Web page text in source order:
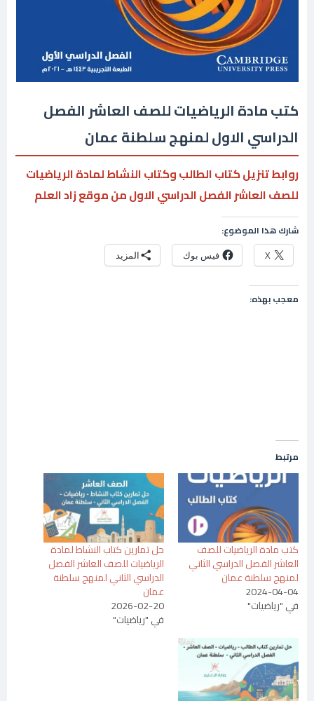
كتب مادة الرياضيات للصف العاشر الفصل
الدراسي الاول لمنهج سلطنة عمان
روابط تنزيل كتاب الطالب وكتاب النشاط لمادة الرياضيات
للصف العاشر الفصل الدراسي الاول من موقع زاد العلم
شارك هذا الموضوع:
X فيس بوك المزيد
معجب بهذه:
مرتبط
كتب مادة الرياضيات للصف
العاشر الفصل الدراسي الثاني
لمنهج سلطنة عمان
2024-04-04
في "رياضيات"
حل تمارين كتاب النشاط لمادة
الرياضيات للصف العاشر الفصل
الدراسي الثاني لمنهج سلطنة
عمان
2026-02-20
في "رياضيات"